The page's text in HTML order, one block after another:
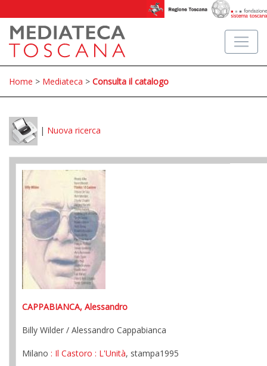
Home > Mediateca > Consulta il catalogo
| Nuova ricerca
CAPPABIANCA, Alessandro
Billy Wilder / Alessandro Cappabianca
Milano : Il Castoro : L'Unità, stampa1995